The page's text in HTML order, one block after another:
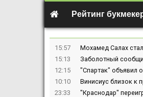
Рейтинг
15:57
Мохамед Салах
15:13
Заболотный
12:15
"Спартак" объявил
10:10
Винисиус близок к
23:33
"Краснодар"